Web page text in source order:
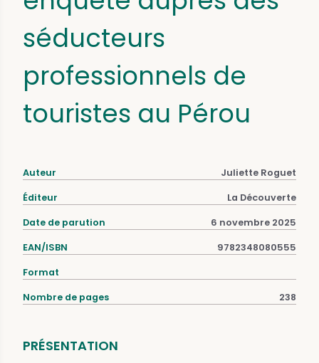
séducteurs
professionnels de
touristes au Pérou
Auteur Juliette Roguet
Éditeur La Découverte
Date de parution 6 novembre 2025
EAN/ISBN 9782348080555
Format
Nombre de pages 238
PRÉSENTATION